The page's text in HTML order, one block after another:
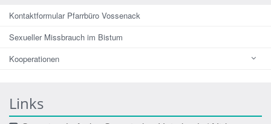
Kontaktformular Pfarrbüro Vossenack
Sexueller Missbrauch im Bistum
Kooperationen
Links